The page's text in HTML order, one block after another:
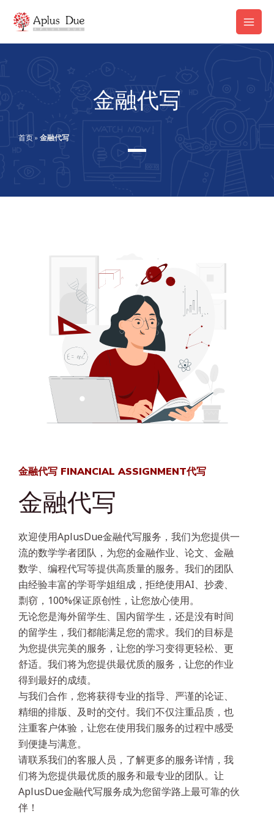
内
Main
金融代写
首页» 金融代写
金融代写 FINANCIAL ASSIGNMENT代写
金融代写
欢迎使用AplusDue金融代写服务，我们为您提供一
流的数学学者团队，为您的金融作业、论文、金融
数学、编程代写等提供高质量的服务。我们的团队
由经验丰富的学哥学姐组成，拒绝使用AI、抄袭、
剽窃，100%保证原创性，让您放心使用。
无论您是海外留学生、国内留学生，还是没有时间
的留学生，我们都能满足您的需求。我们的目标是
为您提供完美的服务，让您的学习变得更轻松、更
舒适。我们将为您提供最优质的服务，让您的作业
得到最好的成绩。
与我们合作，您将获得专业的指导、严谨的论证、
精细的排版、及时的交付。我们不仅注重品质，也
注重客户体验，让您在使用我们服务的过程中感受
到便捷与满意。
请联系我们的客服人员，了解更多的服务详情，我
们将为您提供最优质的服务和最专业的团队。让
AplusDue金融代写服务成为您留学路上最可靠的伙
伴！